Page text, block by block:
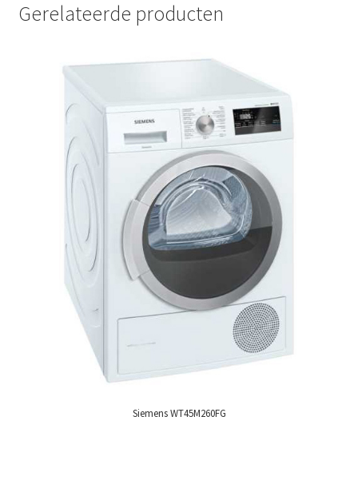
Gerelateerde producten
Siemens WT45M260FG